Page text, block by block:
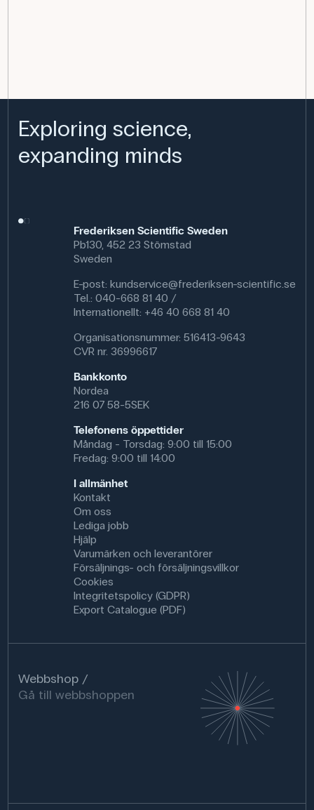
Exploring science,
expanding minds
Frederiksen Scientific Sweden
Pb130, 452 23 Stömstad
Sweden
E-post: kundservice@frederiksen-scientific.se
Tel.: 040-668 81 40 /
Internationellt: +46 40 668 81 40
Organisationsnummer: 516413-9643
CVR nr. 36996617
Bankkonto
Nordea
216 07 58-5SEK
Telefonens öppettider
Måndag - Torsdag: 9:00 till 15:00
Fredag: 9:00 till 14:00
I allmänhet
Kontakt
Om oss
Lediga jobb
Hjälp
Varumärken och leverantörer
Försäljnings- och försäljningsvillkor
Cookies
Integritetspolicy (GDPR)
Export Catalogue (PDF)
Webbshop
Gå till webbshoppen